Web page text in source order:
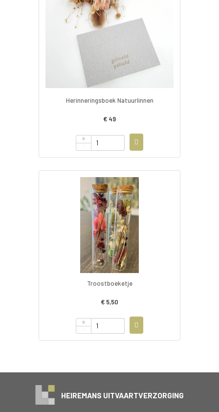
Herinneringsboek Natuurlinnen
€ 49
Troostboeketje
€ 5,50
HEIREMANS UITVAARTVERZORGING